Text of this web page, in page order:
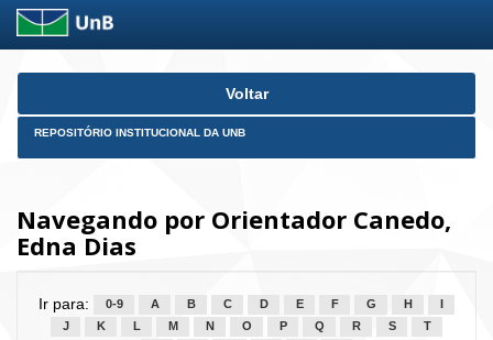
Skip
Voltar
REPOSITÓRIO INSTITUCIONAL DA UNB
Navegando por Orientador Canedo,
Edna Dias
Ir para: 0-9 A B C D E F G H
J
K L M N O P Q R S
T